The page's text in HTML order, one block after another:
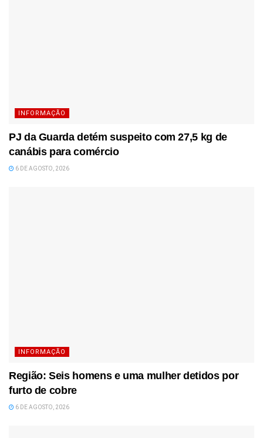
INFORMAÇÃO
PJ da Guarda detém suspeito com 27,5 kg de
canábis para comércio
6 DE AGOSTO, 2026
INFORMAÇÃO
Região: Seis homens e uma mulher detidos por
furto de cobre
6 DE AGOSTO, 2026